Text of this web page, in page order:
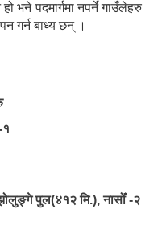
भने पदमार्गमा नपर्ने गाउँलेहरु
गर्न बाध्य छन् ।
१
पुल(४१२ मि.), नासोँ -२